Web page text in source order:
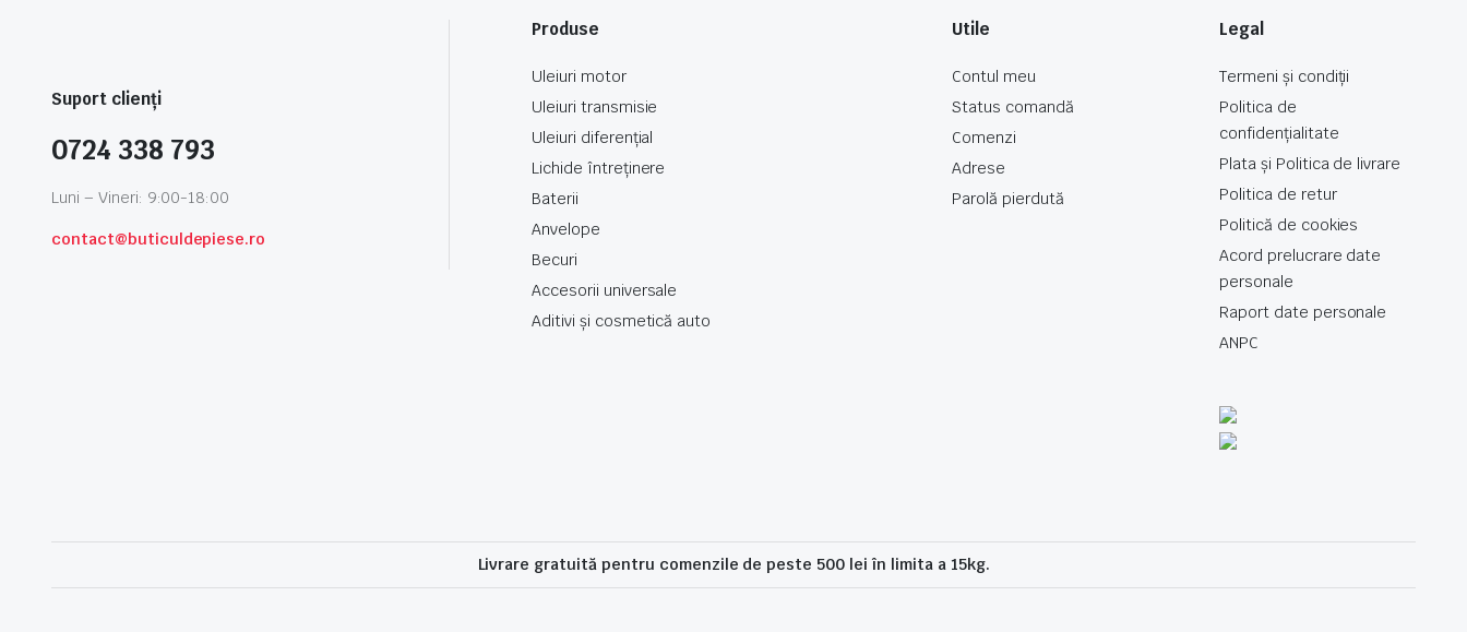
Suport clienți
0724 338 793
Luni – Vineri: 9:00-18:00
contact@buticuldepiese.ro
Produse
Uleiuri motor
Uleiuri transmisie
Uleiuri diferențial
Lichide întreținere
Baterii
Anvelope
Becuri
Accesorii universale
Aditivi și cosmetică auto
Utile
Contul meu
Status comandă
Comenzi
Adrese
Parolă pierdută
Legal
Termeni și condiții
Politica de
confidențialitate
Plata și Politica de livrare
Politica de retur
Politică de cookies
Acord prelucrare date
personale
Raport date personale
ANPC
Livrare gratuită pentru comenzile de peste 500 lei în limita a 15kg.